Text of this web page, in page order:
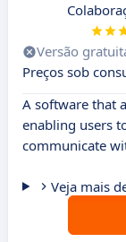
Versão
Preços sob
A software that
enabling users
communicate
Veja mais